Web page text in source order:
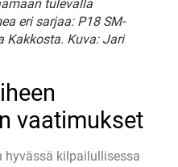
tulevalla
eri sarjaa: P18 SM-
Kakkosta. Kuva: Jari
vaatimukset
hyvässä kilpailullisessa